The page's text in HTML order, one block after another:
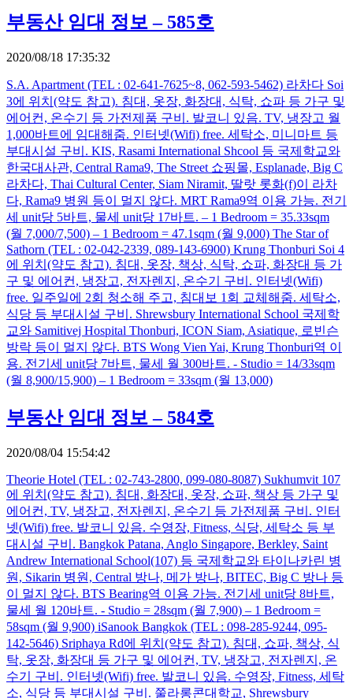
부동산 임대 정보 – 585호
2020/08/18 17:35:32
S.A. Apartment (TEL : 02-641-7625~8, 062-593-5462) 라차다 Soi
3에 위치(약도 참고). 침대, 옷장, 화장대, 식탁, 쇼파 등 가구 및
에어컨, 온수기 등 가전제품 구비. 발코니 있음. TV, 냉장고 월
1,000바트에 임대해줌. 인터넷(Wifi) free. 세탁소, 미니마트 등
부대시설 구비. KIS, Rasami International Shcool 등 국제학교와
한국대사관, Central Rama9, The Street 쇼핑몰, Esplanade, Big C
라차다, Thai Cultural Center, Siam Niramit, 딸랏 롯화(f)이 라차
다, Rama9 병원 등이 멀지 않다. MRT Rama9역 이용 가능. 전기
세 unit당 5바트, 물세 unit당 17바트. – 1 Bedroom = 35.33sqm
(월 7,000/7,500) – 1 Bedroom = 47.1sqm (월 9,000) The Star of
Sathorn (TEL : 02-042-2339, 089-143-6900) Krung Thonburi Soi 4
에 위치(약도 참고). 침대, 옷장, 책상, 식탁, 쇼파, 화장대 등 가
구 및 에어컨, 냉장고, 전자렌지, 온수기 구비. 인터넷(Wifi)
free. 일주일에 2회 청소해 주고, 침대보 1회 교체해줌. 세탁소,
식당 등 부대시설 구비. Shrewsbury International School 국제학
교와 Samitivej Hospital Thonburi, ICON Siam, Asiatique, 로빈슨
방락 등이 멀지 않다. BTS Wong Vien Yai, Krung Thonburi역 이
용. 전기세 unit당 7바트, 물세 월 300바트. - Studio = 14/33sqm
(월 8,900/15,900) – 1 Bedroom = 33sqm (월 13,000)
부동산 임대 정보 – 584호
2020/08/04 15:54:42
Theorie Hotel (TEL : 02-743-2800, 099-080-8087) Sukhumvit 107
에 위치(약도 참고). 침대, 화장대, 옷장, 쇼파, 책상 등 가구 및
에어컨, TV, 냉장고, 전자렌지, 온수기 등 가전제품 구비. 인터
넷(Wifi) free. 발코니 있음. 수영장, Fitness, 식당, 세탁소 등 부
대시설 구비. Bangkok Patana, Anglo Singapore, Berkley, Saint
Andrew International School(107) 등 국제학교와 타이나카린 병
원, Sikarin 병원, Central 방나, 메가 방나, BITEC, Big C 방나 등
이 멀지 않다. BTS Bearing역 이용 가능. 전기세 unit당 8바트,
물세 월 120바트. - Studio = 28sqm (월 7,900) – 1 Bedroom =
58sqm (월 9,900) iSanook Bangkok (TEL : 098-285-9244, 095-
142-5646) Sriphaya Rd에 위치(약도 참고). 침대, 쇼파, 책상, 식
탁, 옷장, 화장대 등 가구 및 에어컨, TV, 냉장고, 전자렌지, 온
수기 구비. 인터넷(Wifi) free. 발코니 있음. 수영장, Fitness, 세탁
소, 식당 등 부대시설 구비. 쭐라롱콘대학교, Shrewsbury